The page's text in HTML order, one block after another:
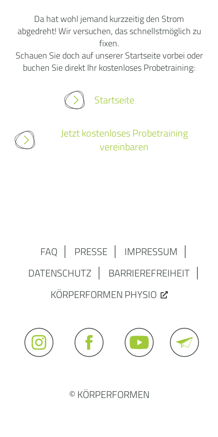
Da hat wohl jemand kurzzeitig den Strom
abgedreht! Wir versuchen, das schnellstmöglich zu
fixen.
Schauen Sie doch auf unserer Startseite vorbei oder
buchen Sie direkt Ihr kostenloses Probetraining:
Startseite
Jetzt kostenloses Probetraining
vereinbaren
FAQ PRESSE
IMPRESSUM
DATENSCHUTZ
BARRIEREFREIHEIT
KÖRPERFORMEN PHYSIO
© KÖRPERFORMEN